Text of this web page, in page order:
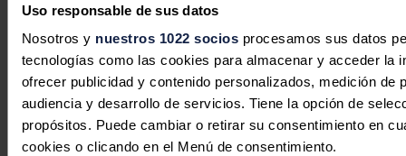
Uso responsable de sus datos
Nosotros y nuestros 1022 sociosprocesamos sus datos
tecnologías como las cookies para almacenar y acceder la
ofrecer publicidad y contenido personalizados, medición de
audiencia y desarrollo de servicios. Tiene la opción de
propósitos. Puede cambiar o retirar su consentimiento en
cookies o clicando en el Menú de consentimiento.
Petróleo & Gas
Videopodcast
NET ZERO
Movilidad
Almacenamiento
Startups & Innovación
Hidrógeno
Top 10
Tech